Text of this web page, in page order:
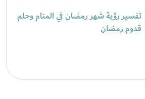
تفسير رؤية شهر رمضان في المنام وحلم
قدوم رمضان